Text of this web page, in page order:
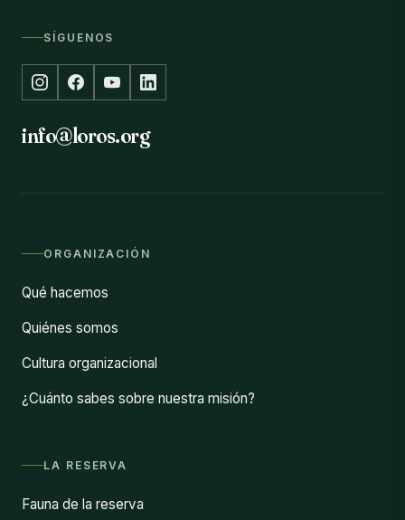
SÍGUENOS
info@loros.org
ORGANIZACIÓN
Qué hacemos
Quiénes somos
Cultura organizacional
¿Cuánto sabes sobre nuestra misión?
LA RESERVA
Fauna de la reserva